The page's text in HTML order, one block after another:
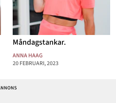
Måndagstankar.
ANNA HAAG
20 FEBRUARI, 2023